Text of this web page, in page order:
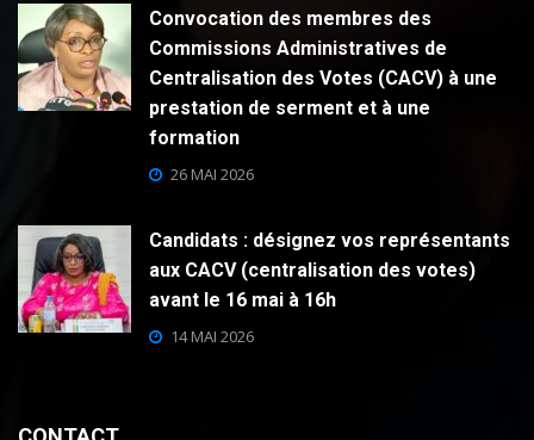
Convocation des membres des
Commissions Administratives de
Centralisation des Votes (CACV) à une
prestation de serment et à une
formation
26 MAI 2026
Candidats : désignez vos représentants
aux CACV (centralisation des votes)
avant le 16 mai à 16h
14 MAI 2026